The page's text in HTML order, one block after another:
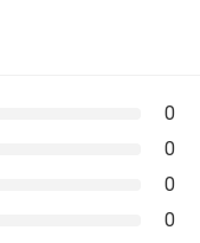
0
0
0
0